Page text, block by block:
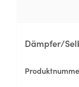
Dämpfer/